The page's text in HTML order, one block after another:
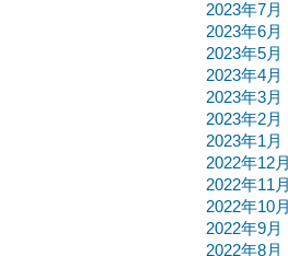
2023年7月
2023年6月
2023年5月
2023年4月
2023年3月
2023年2月
2023年1月
2022年12月
2022年11月
2022年10月
2022年9月
2022年8月